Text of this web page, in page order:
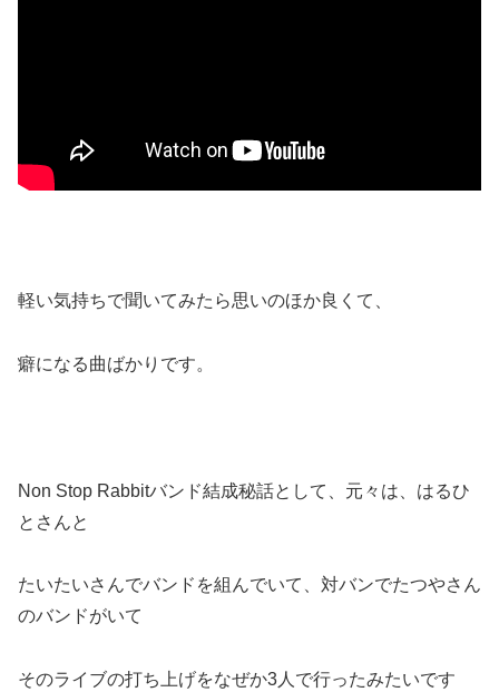
軽い気持ちで聞いてみたら思いのほか良くて、
癖になる曲ばかりです。
Non Stop Rabbitバンド結成秘話として、元々は、はるひ
とさんと
たいたいさんでバンドを組んでいて、対バンでたつやさん
のバンドがいて
そのライブの打ち上げをなぜか3人で行ったみたいです